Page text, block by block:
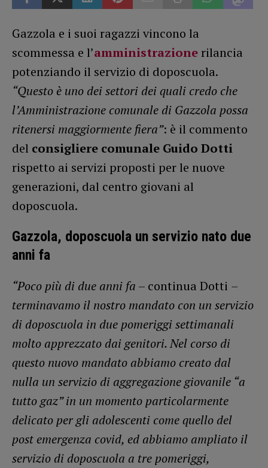
Gazzola e i suoi ragazzi vincono la
scommessa e l’amministrazione rilancia
potenziando il servizio di doposcuola.
“Questo è uno dei settori dei quali credo che
l’Amministrazione comunale di Gazzola possa
ritenersi maggiormente fiera”: è il commento
del consigliere comunale Guido Dotti
rispetto ai servizi proposti per le nuove
generazioni, dal centro giovani al
doposcuola.
Gazzola, doposcuola un servizio nato due
anni fa
“Poco più di due anni fa – continua Dotti –
terminavamo il nostro mandato con un servizio
di doposcuola in due pomeriggi settimanali
molto apprezzato dai genitori. Nel corso di
questo nuovo mandato abbiamo creato dal
nulla un servizio di aggregazione giovanile “a
tutto gaz” in un momento particolarmente
delicato per gli adolescenti come quello del
post emergenza covid, ed abbiamo ampliato il
servizio di doposcuola a tre pomeriggi,